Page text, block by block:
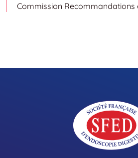
Commission Recommandations